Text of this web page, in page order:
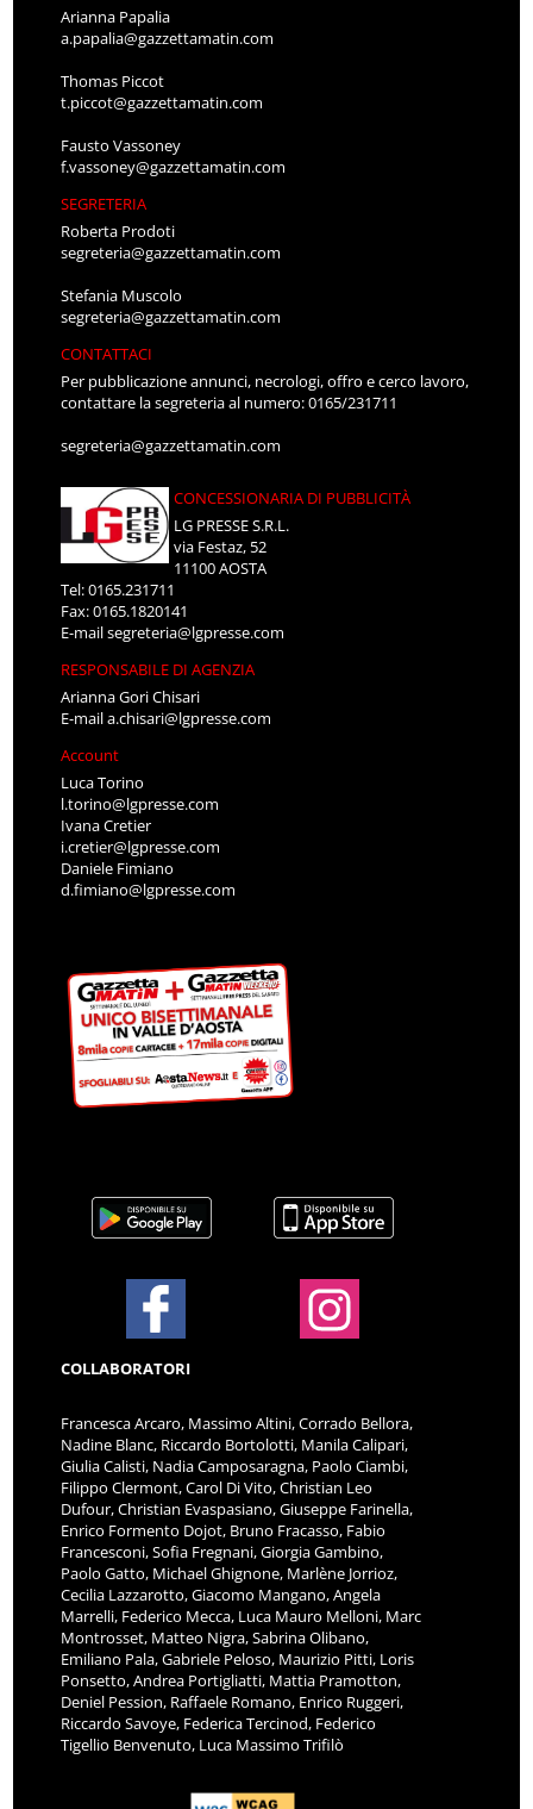
Arianna Papalia
a.papalia@gazzettamatin.com
Thomas Piccot
t.piccot@gazzettamatin.com
Fausto Vassoney
f.vassoney@gazzettamatin.com
SEGRETERIA
Roberta Prodoti
segreteria@gazzettamatin.com
Stefania Muscolo
segreteria@gazzettamatin.com
CONTATTACI
Per pubblicazione annunci, necrologi, offro e cerco lavoro,
contattare la segreteria al numero: 0165/231711
segreteria@gazzettamatin.com
CONCESSIONARIA DI PUBBLICITÀ
LG PRESSE S.R.L.
via Festaz, 52
11100 AOSTA
Tel: 0165.231711
Fax: 0165.1820141
E-mailsegreteria@lgpresse.com
RESPONSABILE DI AGENZIA
Arianna Gori Chisari
E-maila.chisari@lgpresse.com
Account
Luca Torino
l.torino@lgpresse.com
Ivana Cretier
i.cretier@lgpresse.com
Daniele Fimiano
d.fimiano@lgpresse.com
COLLABORATORI
Francesca Arcaro, Massimo Altini, Corrado Bellora,
Nadine Blanc, Riccardo Bortolotti, Manila Calipari,
Giulia Calisti, Nadia Camposaragna, Paolo Ciambi,
Filippo Clermont, Carol Di Vito, Christian Leo
Dufour, Christian Evaspasiano, Giuseppe Farinella,
Enrico Formento Dojot, Bruno Fracasso, Fabio
Francesconi, Sofia Fregnani, Giorgia Gambino,
Paolo Gatto, Michael Ghignone, Marlène Jorrioz,
Cecilia Lazzarotto, Giacomo Mangano, Angela
Marrelli, Federico Mecca, Luca Mauro Melloni, Marc
Montrosset, Matteo Nigra, Sabrina Olibano,
Emiliano Pala, Gabriele Peloso, Maurizio Pitti, Loris
Ponsetto, Andrea Portigliatti, Mattia Pramotton,
Deniel Pession, Raffaele Romano, Enrico Ruggeri,
Riccardo Savoye, Federica Tercinod, Federico
Tigellio Benvenuto, Luca Massimo Trifilò